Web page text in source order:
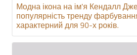
Модна ікона на ім'я Кендалл
популярність тренду
характерний для 90-х років.